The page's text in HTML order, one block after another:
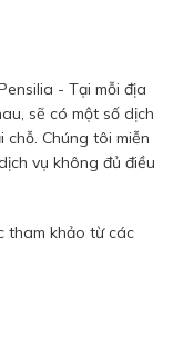
- Tại mỗi địa
sẽ có một số dịch
Chúng tôi miễn
vụ không đủ điều
tham khảo từ các